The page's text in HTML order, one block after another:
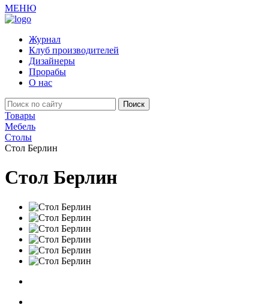
МЕНЮ
Журнал
Клуб производителей
Дизайнеры
Прорабы
О нас
Товары
Мебель
Столы
Стол Берлин
Стол Берлин